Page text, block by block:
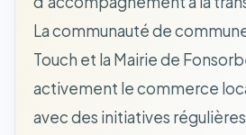
La communauté de
Touch et la Mairie de
activement le commerce
avec des initiatives